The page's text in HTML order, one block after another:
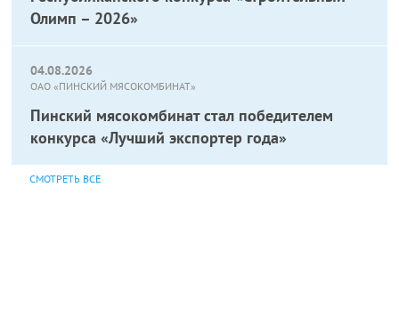
Олимп – 2026»
04.08.2026
ОАО «ПИНСКИЙ МЯСОКОМБИНАТ»
Пинский мясокомбинат стал победителем
конкурса «Лучший экспортер года»
СМОТРЕТЬ ВСЕ